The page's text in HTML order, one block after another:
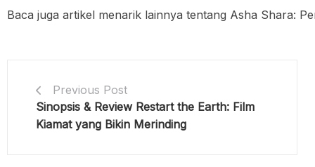
Baca juga artikel menarik lainnya tentang Asha Shara:
Previous Post
Sinopsis & Review Restart the Earth: Film
Kiamat yang Bikin Merinding